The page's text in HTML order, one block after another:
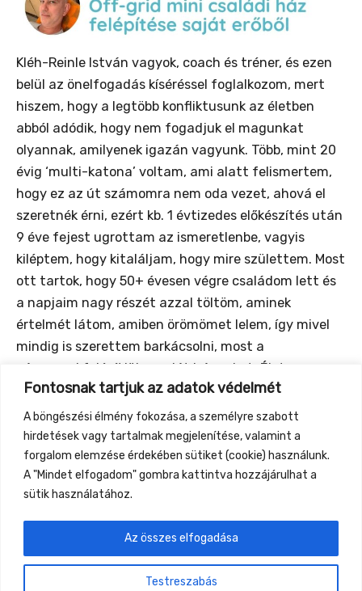
Fontosnak tartjuk az adatok védelmét
A böngészési élmény fokozása, a személyre szabott
hirdetések vagy tartalmak megjelenítése, valamint a
forgalom elemzése érdekében sütiket (cookie) használunk.
A "Mindet elfogadom" gombra kattintva hozzájárulhat a
sütik használatához.
Testreszabás
Az összes elfogadása
Kléh-Reinle István vagyok, coach és tréner, és ezen
belül az önelfogadás kíséréssel foglalkozom, mert
hiszem, hogy a legtöbb konfliktusunk az életben
abból adódik, hogy nem fogadjuk el magunkat
olyannak, amilyenek igazán vagyunk. Több, mint 20
évig ‘multi-katona’ voltam, ami alatt felismertem,
hogy ez az út számomra nem oda vezet, ahová el
szeretnék érni, ezért kb. 1 évtizedes előkészítés után
9 éve fejest ugrottam az ismeretlenbe, vagyis
kiléptem, hogy kitaláljam, hogy mire születtem. Most
ott tartok, hogy 50+ évesen végre családom lett és
a napjaim nagy részét azzal töltöm, aminek
értelmét látom, amiben örömömet lelem, így mivel
mindig is szerettem barkácsolni, most a
párommal felépítjük a saját házunkat. Életem
mázlija, hogy ő építészmérnök, nélküle eszembe nem
jutott volna belefogni egy ilyen őrültségbe 😉.
http://www.kleh.hu
Previous Event
Gyüttment Találkozó, 2026. augusztus 27-30.,